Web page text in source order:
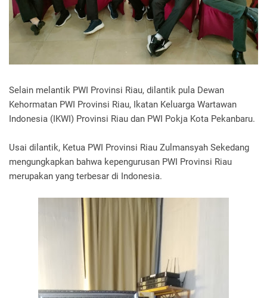
Selain melantik PWI Provinsi Riau, dilantik pula Dewan
Kehormatan PWI Provinsi Riau, Ikatan Keluarga Wartawan
Indonesia (IKWI) Provinsi Riau dan PWI Pokja Kota Pekanbaru.
Usai dilantik, Ketua PWI Provinsi Riau Zulmansyah Sekedang
mengungkapkan bahwa kepengurusan PWI Provinsi Riau
merupakan yang terbesar di Indonesia.